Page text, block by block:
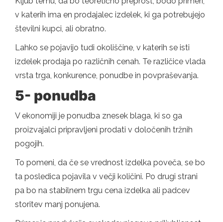
v katerih ima en prodajalec izdelek, ki ga potrebujejo
številni kupci, ali obratno.
Lahko se pojavijo tudi okoliščine, v katerih se isti
izdelek prodaja po različnih cenah. Te različice vlada
vrsta trga, konkurence, ponudbe in povpraševanja.
5- ponudba
V ekonomiji je ponudba znesek blaga, ki so ga
proizvajalci pripravljeni prodati v določenih tržnih
pogojih.
To pomeni, da če se vrednost izdelka poveča, se bo
ta posledica pojavila v večji količini. Po drugi strani
pa bo na stabilnem trgu cena izdelka ali padcev
storitev manj ponujena.